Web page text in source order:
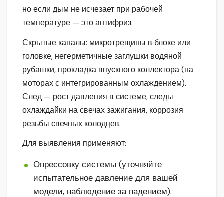
но если дым не исчезает при рабочей
температуре — это антифриз.
Скрытые каналы: микротрещины в блоке или
головке, негерметичные заглушки водяной
рубашки, прокладка впускного коллектора (на
моторах с интегрированным охлаждением).
След — рост давления в системе, следы
охлаждайки на свечах зажигания, коррозия
резьбы свечных колодцев.
Для выявления применяют:
Опрессовку системы (уточняйте
испытательное давление для вашей
модели, наблюдение за падением).